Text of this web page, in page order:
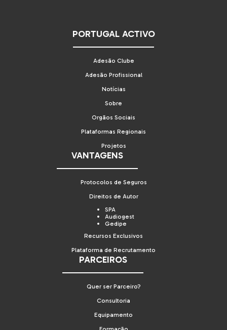
PORTUGAL ACTIVO
Adesão Clube
Adesão Profissional
Notícias
Sobre
Orgãos Sociais
Plataformas Regionais
Projetos
VANTAGENS
Protocolos de Seguros
Direitos de Autor
SPA
Audiogest
Gedipe
Recursos Exclusivos
Plataforma de Recrutamento
PARCEIROS
Quer ser Parceiro?
Consultoria
Equipamento